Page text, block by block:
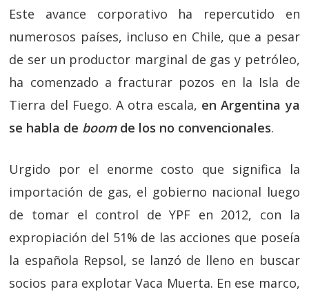
Este avance corporativo ha repercutido en
numerosos países, incluso en Chile, que a pesar
de ser un productor marginal de gas y petróleo,
ha comenzado a fracturar pozos en la Isla de
Tierra del Fuego. A otra escala, en Argentina ya
se habla de boom de los no convencionales.
Urgido por el enorme costo que significa la
importación de gas, el gobierno nacional luego
de tomar el control de YPF en 2012, con la
expropiación del 51% de las acciones que poseía
la española Repsol, se lanzó de lleno en buscar
socios para explotar Vaca Muerta. En ese marco,